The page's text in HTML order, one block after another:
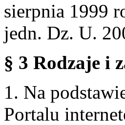
sierpnia 1999
jedn. Dz. U.
§ 3 Rodzaje i
1. Na
Portalu